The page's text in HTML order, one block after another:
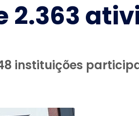
2.363
instituições